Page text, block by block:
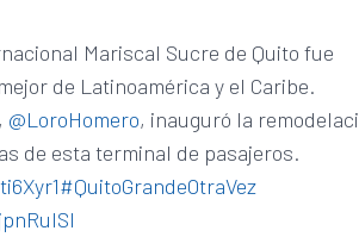
Mariscal Sucre de Quito fue
de Latinoamérica y el Caribe.
@LoroHomero, inauguró la
de esta terminal de pasajeros.
#QuitoGrandeOtraVez